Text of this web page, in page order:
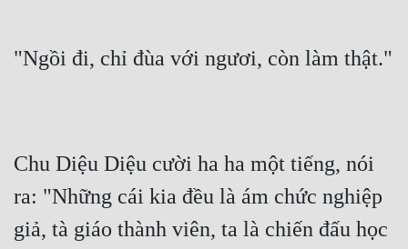
"Ngồi đi, chỉ đùa với ngươi, còn làm thật."
Chu Diệu Diệu cười ha ha một tiếng, nói
ra: "Những cái kia đều là ám chức nghiệp
giả, tà giáo thành viên, ta là chiến đấu học